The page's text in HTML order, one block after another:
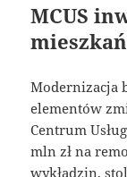
MCUS
Modernizacja
elementów
Centrum
mln zł na
wykładzin,